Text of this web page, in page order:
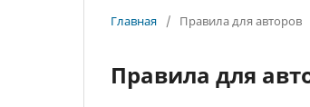
Главная / Правила для авторов
Правила для